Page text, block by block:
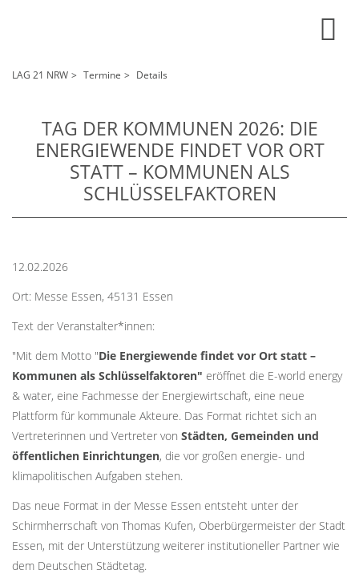
LAG 21 NRW Termine Details
TAG DER KOMMUNEN 2026: DIE
ENERGIEWENDE FINDET VOR ORT
STATT – KOMMUNEN ALS
SCHLÜSSELFAKTOREN
12.02.2026
Ort: Messe Essen, 45131 Essen
Text der Veranstalter*innen:
"Mit dem Motto "Die Energiewende findet vor Ort statt –
Kommunen als Schlüsselfaktoren" eröffnet die E-world energy
& water, eine Fachmesse der Energiewirtschaft, eine neue
Plattform für kommunale Akteure. Das Format richtet sich an
Vertreterinnen und Vertreter von Städten, Gemeinden und
öffentlichen Einrichtungen, die vor großen energie- und
klimapolitischen Aufgaben stehen.
Das neue Format in der Messe Essen entsteht unter der
Schirmherrschaft von Thomas Kufen, Oberbürgermeister der Stadt
Essen, mit der Unterstützung weiterer institutioneller Partner wie
dem Deutschen Städtetag.